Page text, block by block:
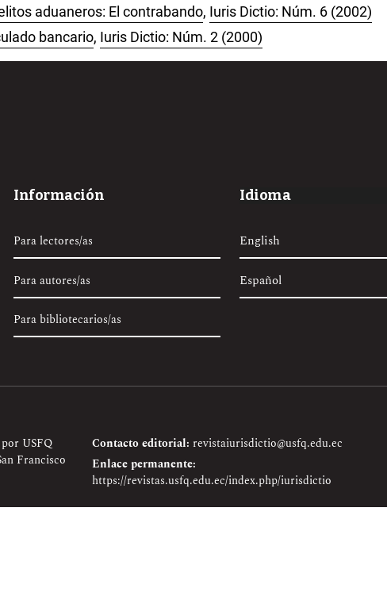
aduaneros: El contrabando, Iuris Dictio: Núm. 6 (2002)
bancario, Iuris Dictio: Núm. 2 (2000)
Información
Para lectores/as
Para autores/as
Para bibliotecarios/as
Idioma
English
Español
USFQ
Francisco
Contacto editorial: revistaiurisdictio@usfq.edu.ec
Enlace permanente:
https://revistas.usfq.edu.ec/index.php/iurisdictio